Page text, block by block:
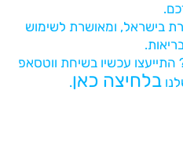
בישראל, ומאושרת לשימוש
עכשיו בשיחת ווטסאפ
בלחיצה כאן.